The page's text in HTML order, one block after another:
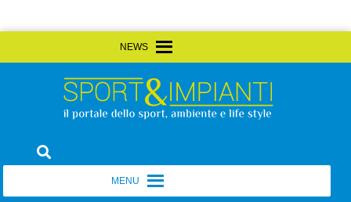
to
Sport&Impianti